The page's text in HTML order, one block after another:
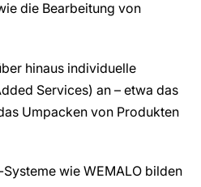
die Bearbeitung von
hinaus individuelle
Services) an – etwa das
Umpacken von Produkten
wie WEMALO bilden